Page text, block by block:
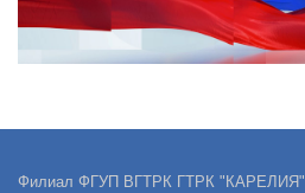
Филиал ФГУП ВГТРК ГТРК "КАРЕЛИЯ"